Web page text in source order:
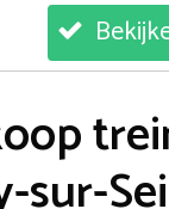
sur-